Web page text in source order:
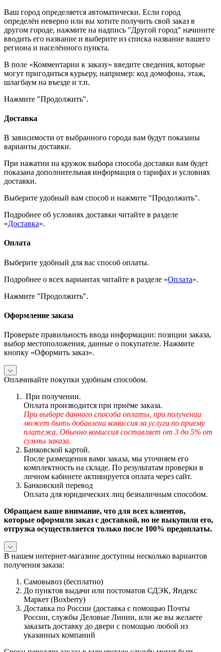
Ваш город определяется автоматически. Если город
определён неверно или вы хотите получить свой заказ в
другом городе, нажмите на надпись "Другой город" начините
вводить его название и выберите из списка название вашего
региона и населённого пункта.
В поле «Комментарии к заказу» введите сведения, которые
могут пригодиться курьеру, например: код домофона, этаж,
шлагбаум на въезде и т.п.
Нажмите "Продолжить".
Доставка
В зависимости от выбранного города вам будут показаны
варианты доставки.
При нажатии на кружок выбора способа доставки вам будет
показана дополнительная информация о тарифах и условиях
доставки.
Выберите удобный вам способ и нажмите "Продолжить".
Подробнее об условиях доставки читайте в разделе
«Доставка».
Оплата
Выберите удобный для вас способ оплаты.
Подробнее о всех вариантах читайте в разделе «Оплата».
Нажмите "Продолжить".
Оформление заказа
Проверьте правильность ввода информации: позиции заказа,
выбор местоположения, данные о покупателе. Нажмите
кнопку «Оформить заказ».
Оплачивайте покупки удобным способом.
При получении.
Оплата производится при приёме заказа.
При выборе данного способа оплаты, при получении
может быть добавлена комиссия за услуги по приему
платежа. Обычно комиссия составляет от 3 до 5% от
суммы заказа.
Банковской картой.
После размещения вами заказа, мы уточняем его
комплектность на складе. По результатам проверки в
личном кабинете активируется оплата через сайт.
Банковский перевод
Оплата для юридических лиц безналичным способом.
Обращаем ваше внимание, что для всех клиентов,
которые оформили заказ с доставкой, но не выкупили его,
отгрузка осуществляется только после 100% предоплаты.
В нашем интернет-магазине доступны несколько вариантов
получения заказа:
Самовывоз (бесплатно)
До пунктов выдачи или постоматов СДЭК, Яндекс
Маркет (Boxberry)
Доставка по России (доставка с помощью Почты
России, службы Деловые Линии, или же вы желаете
заказать доставку до двери с помощью любой из
указанных компаний